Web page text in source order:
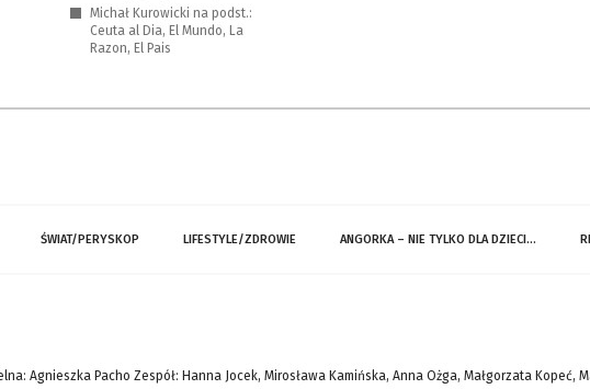
Michał Kurowicki na podst.:
Ceuta al Dia, El Mundo, La
Razon, El Pais
ŚWIAT/PERYSKOP LIFESTYLE/ZDROWIE ANGORKA – NIE TYLKO DLA DZIECI…
Agnieszka Pacho Zespół: Hanna Jocek, Mirosława Kamińska, Anna Ożga, Małgorzata Kopeć,